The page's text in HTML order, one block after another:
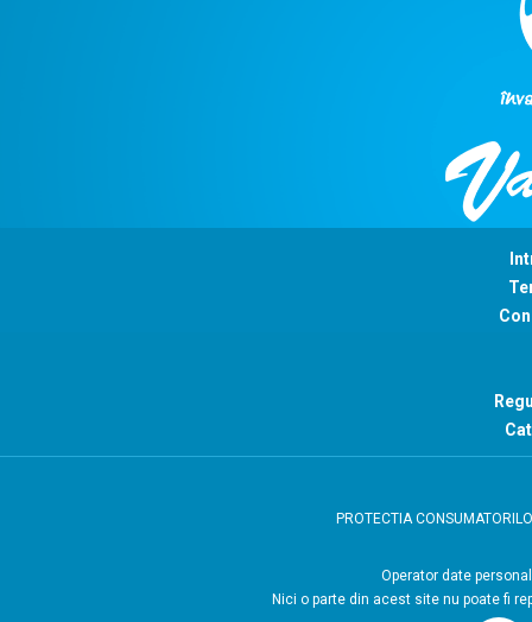
PROTECTIA
Nici o parte din acest site nu poate fi